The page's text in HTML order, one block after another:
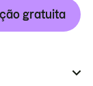
gratuita